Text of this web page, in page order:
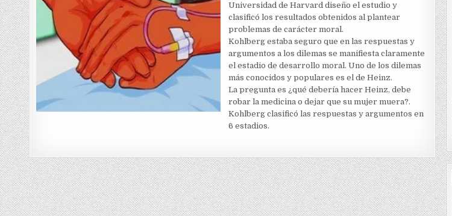
Universidad de Harvard diseño el estudio y
clasificó los resultados obtenidos al plantear
problemas de carácter moral.
Kohlberg estaba seguro que en las respuestas y
argumentos a los dilemas se manifiesta claramente
el estadio de desarrollo moral. Uno de los dilemas
más conocidos y populares es el de Heinz.
La pregunta es ¿qué debería hacer Heinz, debe
robar la medicina o dejar que su mujer muera?.
Kohlberg clasificó las respuestas y argumentos en
6 estadios.